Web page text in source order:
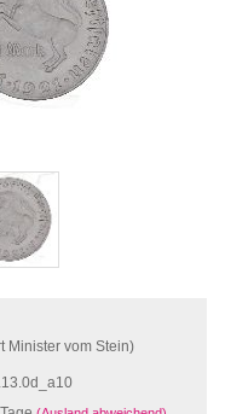
Minister vom Stein)